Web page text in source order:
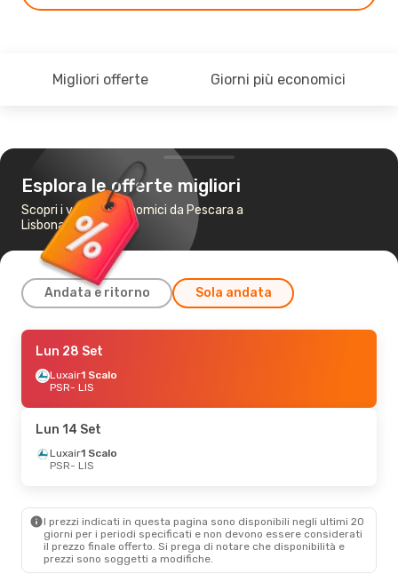
Migliori offerte Giorni più economici
Esplora le offerte migliori
Scopri i voli più economici da Pescara a
Lisbona
Andata e ritorno Sola andata
Lun 21 Set- Lun 28 Set
Luxair1 Scalo
PSR- LIS
LIS- PSR
Ven 30 Ott- Lun 2 Nov
- PSR
Lun 7 Set- Lun 14 Set
Lun 28 Set
Luxair1 Scalo
PSR- LIS
Lun 14 Set
Luxair1 Scalo
PSR- LIS
I prezzi indicati in questa pagina sono disponibili negli ultimi 20
giorni per i periodi specificati e non devono essere considerati
il ​​prezzo finale offerto. Si prega di notare che disponibilità e
prezzi sono soggetti a modifiche.